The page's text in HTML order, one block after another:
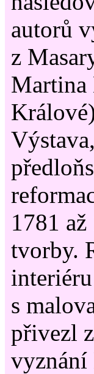
autorů
z
1781
tvorby.
s
přivezl
vyznání